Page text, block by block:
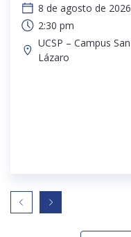
8 de agosto de 2026
2:30 pm
UCSP – Campus San
Lázaro